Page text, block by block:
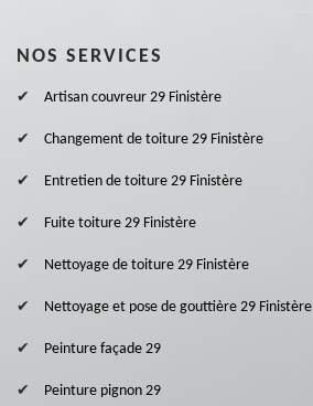
NOS SERVICES
Artisan couvreur 29 Finistère
Changement de toiture 29 Finistère
Entretien de toiture 29 Finistère
Fuite toiture 29 Finistère
Nettoyage de toiture 29 Finistère
Nettoyage et pose de gouttière 29 Finistère
Peinture façade 29
Peinture pignon 29